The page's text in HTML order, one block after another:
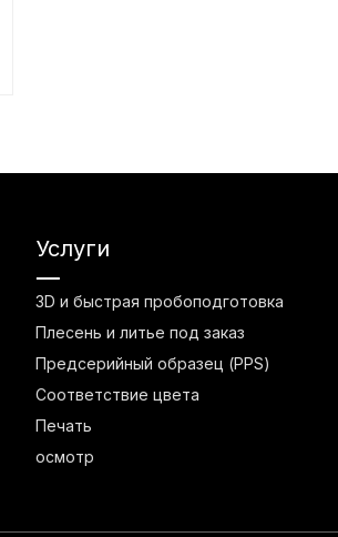
Услуги
3D и быстрая пробоподготовка
Плесень и литье под заказ
Предсерийный образец (PPS)
Соответствие цвета
Печать
осмотр